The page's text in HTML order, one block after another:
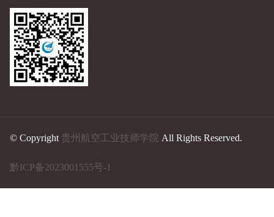
© Copyright 贵州航空工业技师学院 All Rights Reserved.
黔ICP备2023001555号-1